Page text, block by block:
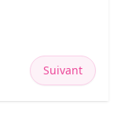
Suivant